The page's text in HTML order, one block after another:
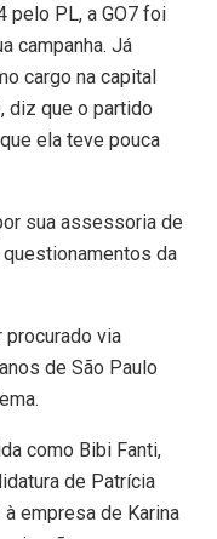
pelo PL, a GO7 foi
campanha. Já
cargo na capital
diz que o partido
ela teve pouca
sua assessoria de
da
procurado via
de São Paulo
como Bibi Fanti,
de Patrícia
empresa de Karina